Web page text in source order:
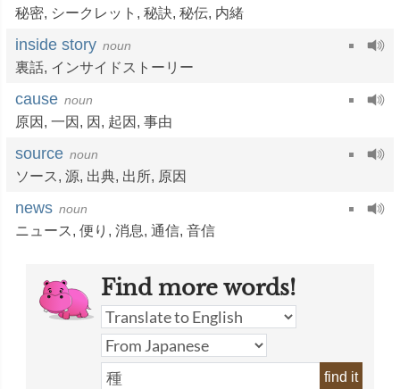
秘密, シークレット , 秘訣, 秘伝, 内緒
inside story noun
裏話, インサイドストーリー
cause noun
原因 , 一因 , 因 , 起因 , 事由
source noun
ソース , 源, 出典, 出所, 原因
news noun
ニュース , 便り , 消息, 通信, 音信
Find more words!
find it